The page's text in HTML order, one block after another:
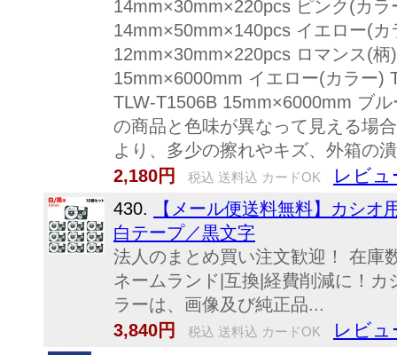
14mm×30mm×220pcs ピンク(カ
14mm×50mm×140pcs イエロー(
12mm×30mm×220pcs ロマンス(
15mm×6000mm イエロー(カラー)
TLW-T1506B 15mm×6000mm ブ
の商品と色味が異なって見える場
より、多少の擦れやキズ、外箱の
2,180円
税込 送料込 カードOK レビュ
430.
【メール便送料無料】カシ
白テープ／黒文字
法人のまとめ買い注文歓迎！ 在庫
ネームランド|互換|経費削減に！
ラーは、画像及び純正品...
3,840円
税込 送料込 カードOK レビュ